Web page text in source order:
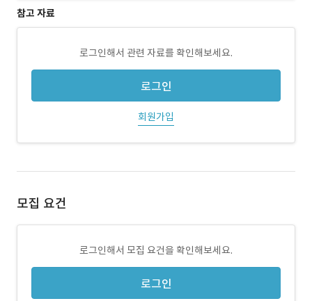
참고 자료
로그인해서 관련 자료를 확인해보세요.
로그인
회원가입
모집 요건
로그인해서 모집 요건을 확인해보세요.
로그인